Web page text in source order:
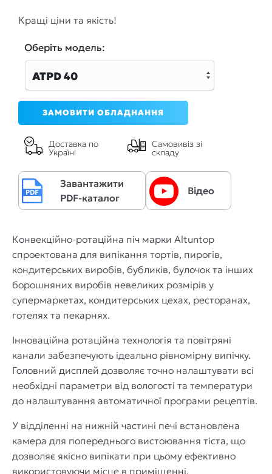
Кращі ціни та якість!
Оберiть модель:
ATPD 40
ЗАМОВИТИ ОБЛАДНАННЯ
Доставка по
Україні
Самовивіз зі
складу
Завантажити
PDF-каталог
Відео
Конвекційно-ротаційна піч марки Altuntop
спроектована для випікання тортів, пирогів,
кондитерських виробів, бубликів, булочок та інших
борошняних виробів невеликих розмірів у
супермаркетах, кондитерських цехах, ресторанах,
готелях та пекарнях.
Інноваційна ротаційна технологія та повітряні
канали забезпечують ідеально рівномірну випічку.
Головний дисплей дозволяє точно налаштувати всі
необхідні параметри від вологості та температури
до налаштування автоматичної програми рецептів.
У відділенні на нижній частині печі встановлена
камера для попереднього вистоювання тіста, що
дозволяє якісно випікати при цьому ефективно
використовуючи місце в приміщенні.